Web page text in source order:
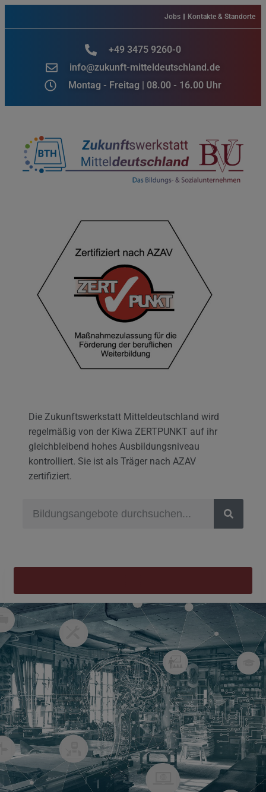
Jobs Kontakte & Standorte
+49 3475 9260-0
info@zukunft-mitteldeutschland.de
Montag - Freitag | 08.00 - 16.00 Uhr
Die Zukunftswerkstatt Mitteldeutschland wird
regelmäßig von der Kiwa ZERTPUNKT auf ihr
gleichbleibend hohes Ausbildungsniveau
kontrolliert. Sie ist als Träger nach AZAV
zertifiziert.